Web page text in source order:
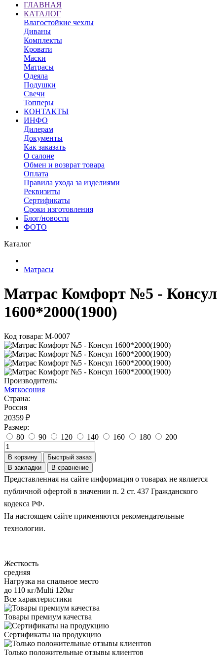
ГЛАВНАЯ
КАТАЛОГ
Влагостойкие чехлы
Диваны
Комплекты
Кровати
Маски
Матрасы
Одеяла
Подушки
Свечи
Топперы
КОНТАКТЫ
ИНФО
Дилерам
Документы
Как заказать
О салоне
Обмен и возврат товара
Оплата
Правила ухода за изделиями
Реквизиты
Сертификаты
Сроки изготовления
Блог/новости
ФОТО
Каталог
Матрасы
Матрас Комфорт №5 - Консул
1600*2000(1900)
Код товара: М-0007
Производитель:
Мягкосония
Страна:
Россия
20359 ₽
Размер:
80
90 120 140 160 180 200
В корзину
Быстрый заказ
В закладки
В сравнение
Представленная на сайте информация о товарах не является
публичной офертой в значении п. 2 ст. 437 Гражданского
кодекса РФ.
На настоящем сайте применяются рекомендательные
технологии.
Жесткость
средняя
Нагрузка на спальное место
до 110 кг/Multi 120кг
Все характеристики
Товары премиум качества
Сертификаты на продукцию
Только положительные отзывы клиентов